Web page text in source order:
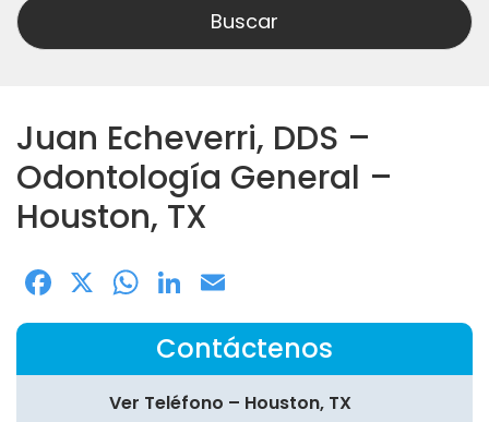
Juan Echeverri, DDS –
Odontología General –
Houston, TX
Facebook
X WhatsApp
LinkedIn
Contáctenos
Ver Teléfono – Houston, TX